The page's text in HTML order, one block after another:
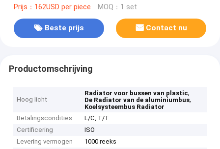
onderdelen1301-00950
Prijs：162USD per piece MOQ：1 set
Beste prijs Contact nu
Productomschrijving
Hoog licht
Radiator voor bussen van plastic,
De Radiator van de aluminiumbus,
Koelsysteembus Radiator
Betalingscondities
L/C, T/T
Certificering
ISO
Levering vermogen
1000 reeks